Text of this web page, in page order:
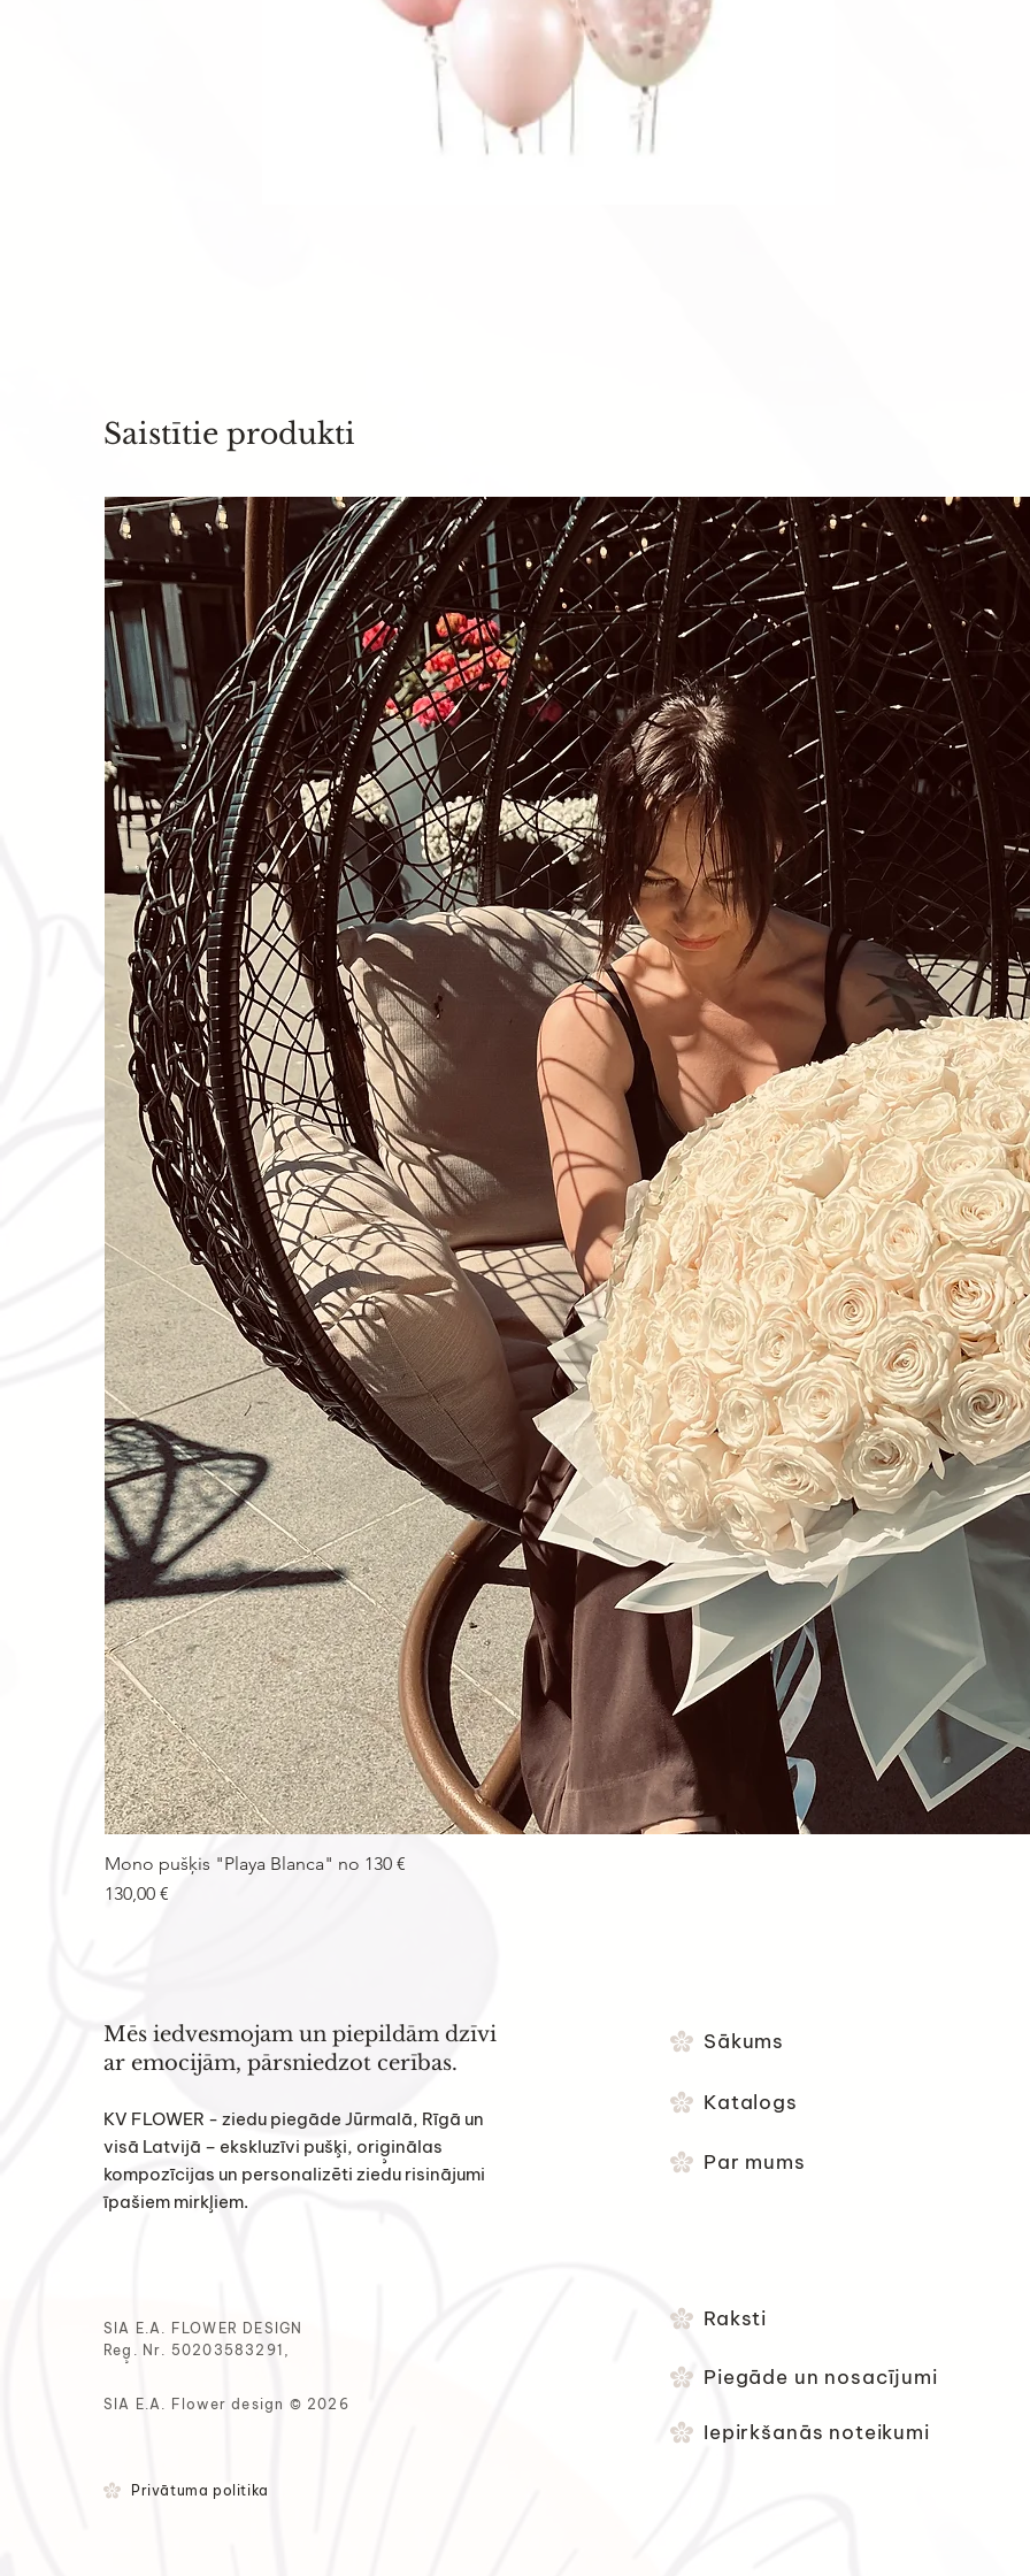
Saistītie produkti
Mono pušķis "Playa Blanca" no 130 €
Cena
130,00 €
Mēs iedvesmojam un piepildām dzīvi
ar emocijām, pārsniedzot cerības.
KV FLOWER - ziedu piegāde Jūrmalā, Rīgā un
visā Latvijā – ekskluzīvi pušķi, oriģinālas
kompozīcijas un personalizēti ziedu risinājumi
īpašiem mirkļiem.
SIA E.A. FLOWER DESIGN
Reģ. Nr. 50203583291,
SIA E.A. Flower design © 2026
Privātuma politika
Sākums
Katalogs
Par mums
Raksti
Piegāde un nosacījumi
Iepirkšanās noteikumi